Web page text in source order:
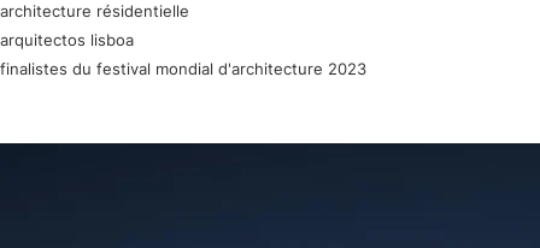
architecture résidentielle
arquitectos lisboa
finalistes du festival mondial d'architecture 2023